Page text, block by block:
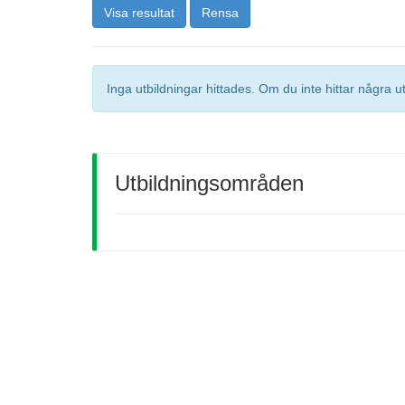
Visa resultat Rensa
Inga utbildningar hittades. Om du inte hittar några
Utbildningsområden